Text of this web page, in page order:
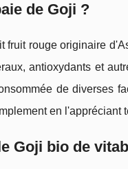
de Goji ?
fruit rouge originaire
antioxydants et
de diverses
en l'appréciant
Goji bio de